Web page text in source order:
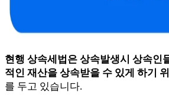
현행 상속세법은 상속발생시 상속인
적인 재산을 상속받을 수 있게 하기
를 두고 있습니다.